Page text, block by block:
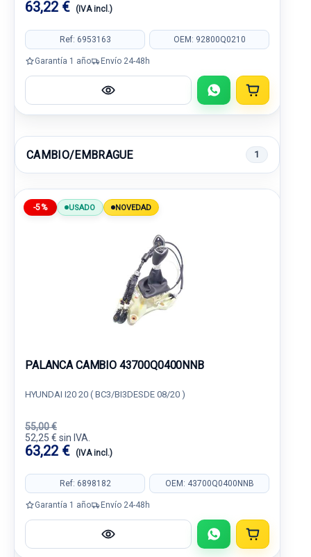
63,22 € (IVA incl.)
Ref: 6953163 OEM: 92800Q0210
Garantía 1 año Envío 24-48h
CAMBIO/EMBRAGUE 1
-5% USADO NOVEDAD
PALANCA CAMBIO 43700Q0400NNB
HYUNDAI I20 20 ( BC3/BI3DESDE 08/20 )
55,00 €
52,25 € sin IVA.
63,22 € (IVA incl.)
Ref: 6898182 OEM: 43700Q0400NNB
Garantía 1 año Envío 24-48h